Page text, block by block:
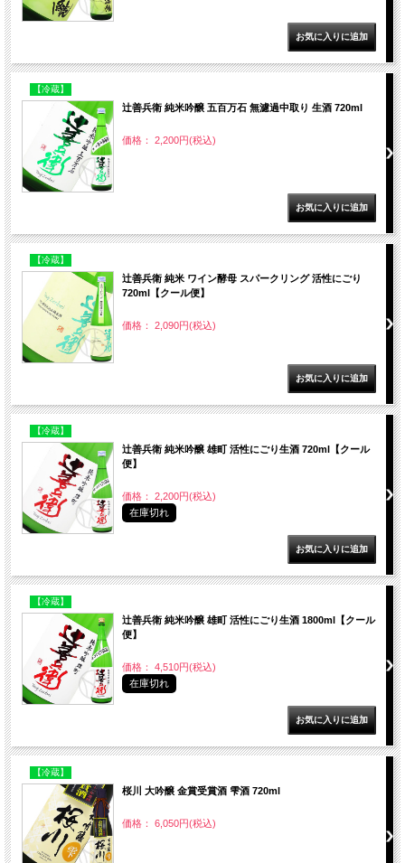
【冷蔵】
辻善兵衛 純米吟醸 五百万石 無濾過中取り 生酒 720ml
価格： 2,200円(税込)
【冷蔵】
辻善兵衛 純米 ワイン酵母 スパークリング 活性にごり
720ml【クール便】
価格： 2,090円(税込)
【冷蔵】
辻善兵衛 純米吟醸 雄町 活性にごり生酒 720ml【クール
便】
価格： 2,200円(税込)
在庫切れ
【冷蔵】
辻善兵衛 純米吟醸 雄町 活性にごり生酒 1800ml【クール
便】
価格： 4,510円(税込)
在庫切れ
【冷蔵】
桜川 大吟醸 金賞受賞酒 雫酒 720ml
価格： 6,050円(税込)